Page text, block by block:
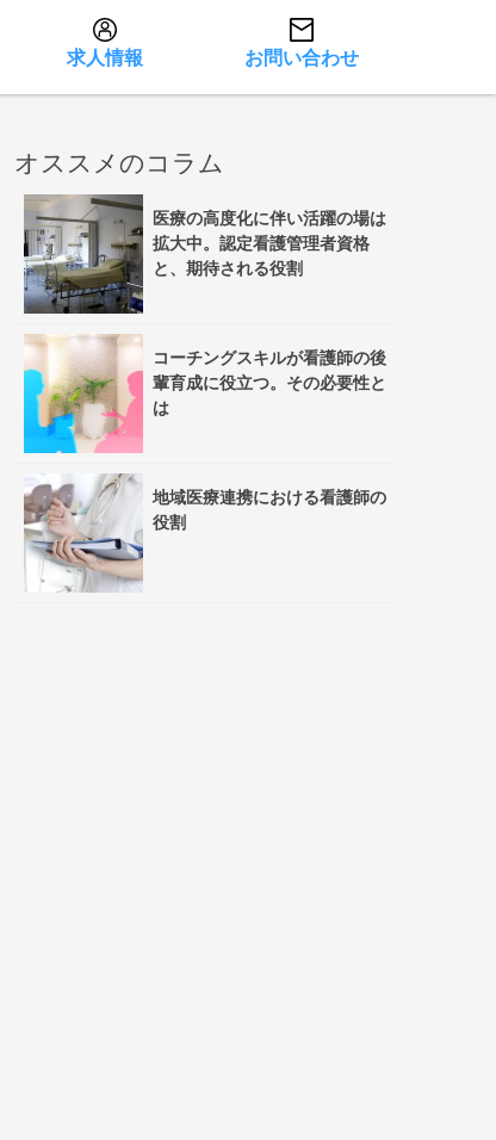
求人情報 お問い合わせ
オススメのコラム
医療の高度化に伴い活躍の場は
拡大中。認定看護管理者資格
と、期待される役割
コーチングスキルが看護師の後
輩育成に役立つ。その必要性と
は
地域医療連携における看護師の
役割